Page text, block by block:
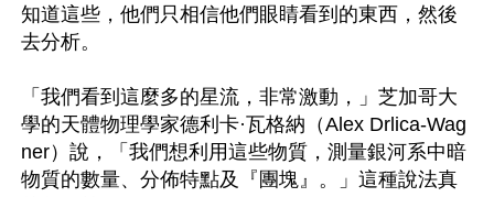
知道這些，他們只相信他們眼睛看到的東西，然後
去分析。
「我們看到這麼多的星流，非常激動，」芝加哥大
學的天體物理學家德利卡·瓦格納（Alex Drlica-Wag
ner）說，「我們想利用這些物質，測量銀河系中暗
物質的數量、分佈特點及『團塊』。」這種說法真